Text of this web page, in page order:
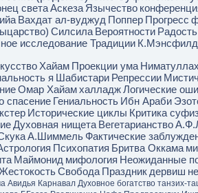
света Аскеза Язычество
Вахдат ал-вуджуд Поппер Прогресс
Силсила Вероятности Радость
исследование Традиции К.Мэнсфилд
Хайам Проекции ума
я Шабистари Репрессии
Омар ХайамхалладжЛогические
спасение Гениальность Ибн Араби
Исторические циклы Критика
Духовная нищета Вегетарианство
А.Шиммель Фактические
Психопатия Бритва Оккама
Маймонид мифология Неожиданные
Свобода Праздник дервиш
Авидья Карнавал Духовное богатство танзих-